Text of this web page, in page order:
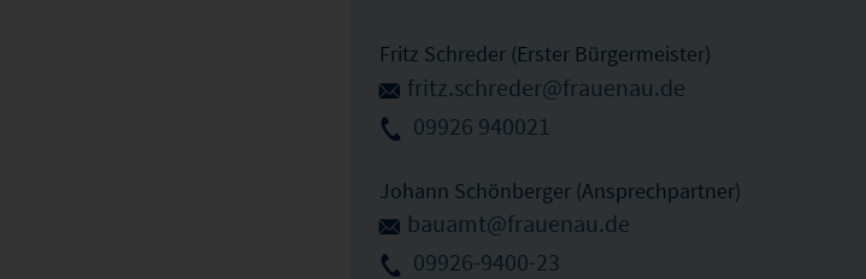
Fritz Schreder (Erster Bürgermeister)
fritz.schreder@frauenau.de
09926 940021
Johann Schönberger (Ansprechpartner)
bauamt@frauenau.de
09926-9400-23